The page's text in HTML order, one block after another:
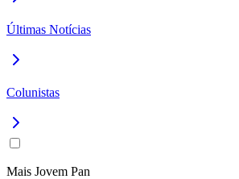
Últimas Notícias
Colunistas
Mais Jovem Pan